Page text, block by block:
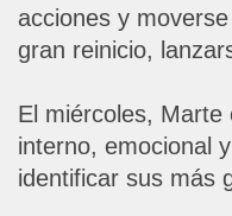
acciones y
gran reinicio,
El miércoles,
interno, emocional
identificar sus más